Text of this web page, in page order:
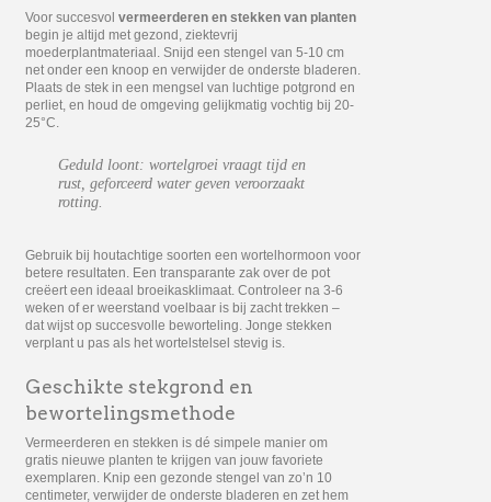
Voor succesvol vermeerderen en stekken van planten
begin je altijd met gezond, ziektevrij
moederplantmateriaal. Snijd een stengel van 5-10 cm
net onder een knoop en verwijder de onderste bladeren.
Plaats de stek in een mengsel van luchtige potgrond en
perliet, en houd de omgeving gelijkmatig vochtig bij 20-
25°C.
Geduld loont: wortelgroei vraagt tijd en
rust, geforceerd water geven veroorzaakt
rotting.
Gebruik bij houtachtige soorten een wortelhormoon voor
betere resultaten. Een transparante zak over de pot
creëert een ideaal broeikasklimaat. Controleer na 3-6
weken of er weerstand voelbaar is bij zacht trekken –
dat wijst op succesvolle beworteling. Jonge stekken
verplant u pas als het wortelstelsel stevig is.
Geschikte stekgrond en
bewortelingsmethode
Vermeerderen en stekken is dé simpele manier om
gratis nieuwe planten te krijgen van jouw favoriete
exemplaren. Knip een gezonde stengel van zo’n 10
centimeter, verwijder de onderste bladeren en zet hem